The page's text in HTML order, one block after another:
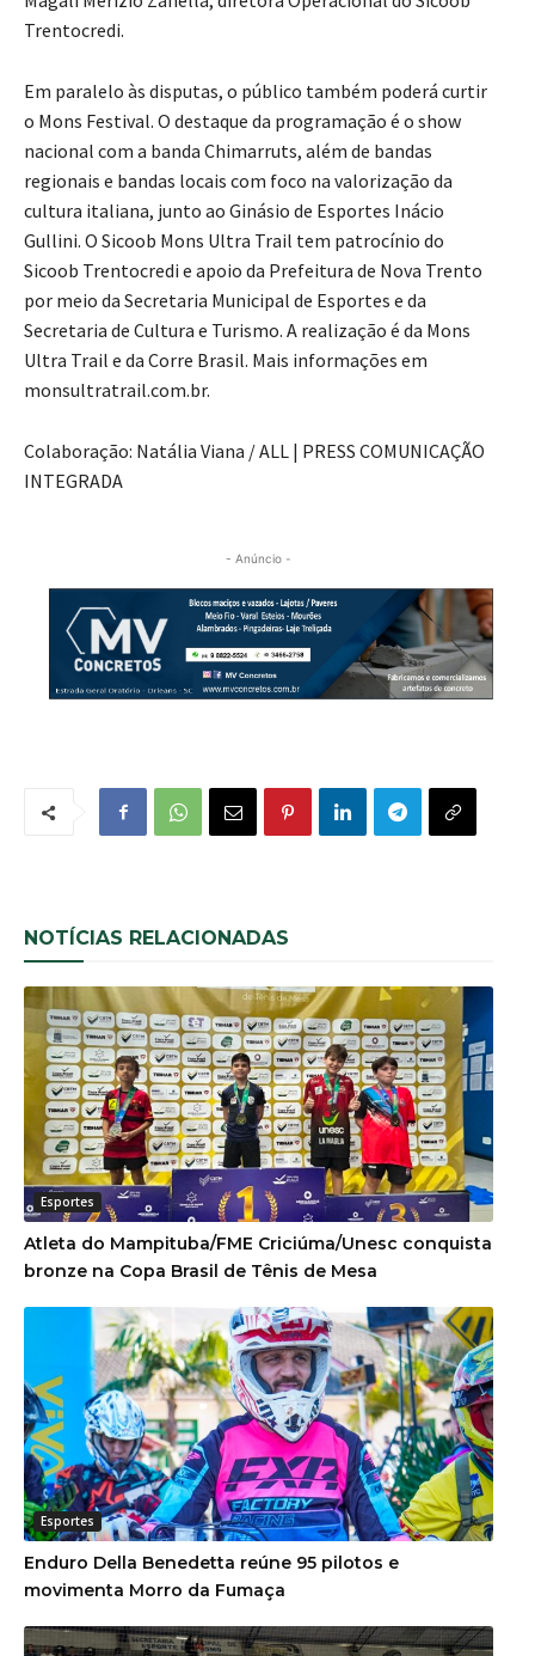
Trentocredi.
Em paralelo às disputas, o público também poderá curtir
o Mons Festival. O destaque da programação é o show
nacional com a banda Chimarruts, além de bandas
regionais e bandas locais com foco na valorização da
cultura italiana, junto ao Ginásio de Esportes Inácio
Gullini. O Sicoob Mons Ultra Trail tem patrocínio do
Sicoob Trentocredi e apoio da Prefeitura de Nova Trento
por meio da Secretaria Municipal de Esportes e da
Secretaria de Cultura e Turismo. A realização é da Mons
Ultra Trail e da Corre Brasil. Mais informações em
monsultratrail.com.br.
Colaboração: Natália Viana / ALL | PRESS COMUNICAÇÃO
INTEGRADA
- Anúncio -
NOTÍCIAS RELACIONADAS
Esportes
Atleta do Mampituba/FME Criciúma/Unesc conquista
bronze na Copa Brasil de Tênis de Mesa
Esportes
Enduro Della Benedetta reúne 95 pilotos e
movimenta Morro da Fumaça